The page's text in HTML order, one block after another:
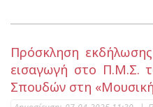
Πρόσκληση
εισαγωγή στο Π.Μ.Σ.
Σπουδών στη